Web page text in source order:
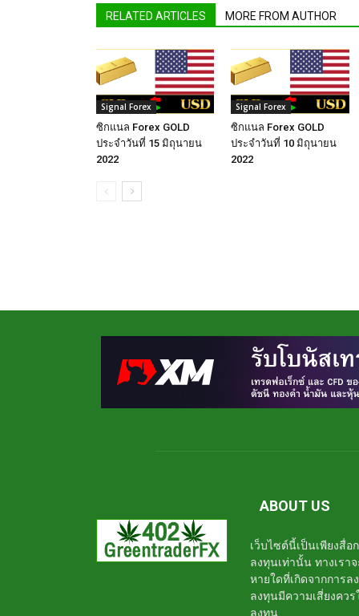
RELATED ARTICLES MORE FROM AUTHOR
Signal Forex
ซิกแนล Forex GOLD
ประจำวันที่ 15 มิถุนายน
2022
Signal Forex
ซิกแนล Forex GOLD
ประจำวันที่ 10 มิถุนายน
2022
ABOUT US
เว็บไซต์นี้เป็นเพียงสื่
ลงทุนเท่านั้น ทางเรา
หายใดที่เกิดจากการ
ลงทุนมีความเสี่ยงค
ลงทุน